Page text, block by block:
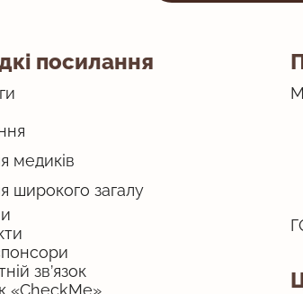
посилання
медиків
широкого загалу
зв’язок
«CheckMe»